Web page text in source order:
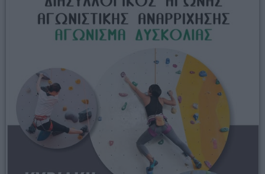
05:00 - 06:00